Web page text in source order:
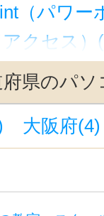
（パワー
クセス）
ソフト オ
ジ・WEB
ング(1)
ITプログ
県のパ
大阪府(4)